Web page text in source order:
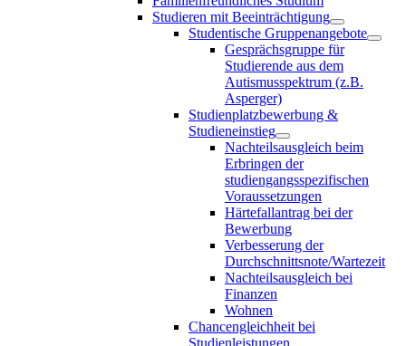
Studieren mit Beeinträchtigung
Studentische Gruppenangebote
Gesprächsgruppe für
Studierende aus dem
Autismusspektrum (z.B.
Asperger)
Studienplatzbewerbung &
Studieneinstieg
Nachteilsausgleich beim
Erbringen der
studiengangsspezifischen
Voraussetzungen
Härtefallantrag bei der
Bewerbung
Verbesserung der
Durchschnittsnote/Wartezeit
Nachteilsausgleich bei
Finanzen
Wohnen
Chancengleichheit bei
Studienleistungen